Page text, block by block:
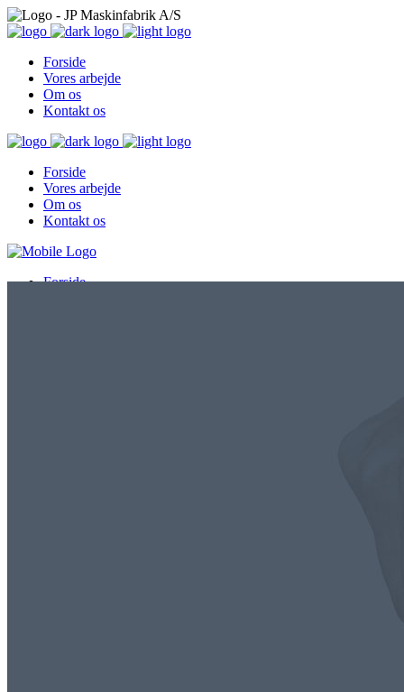
Forside
Vores arbejde
Om os
Kontakt os
Forside
Vores arbejde
Om os
Kontakt os
Forside